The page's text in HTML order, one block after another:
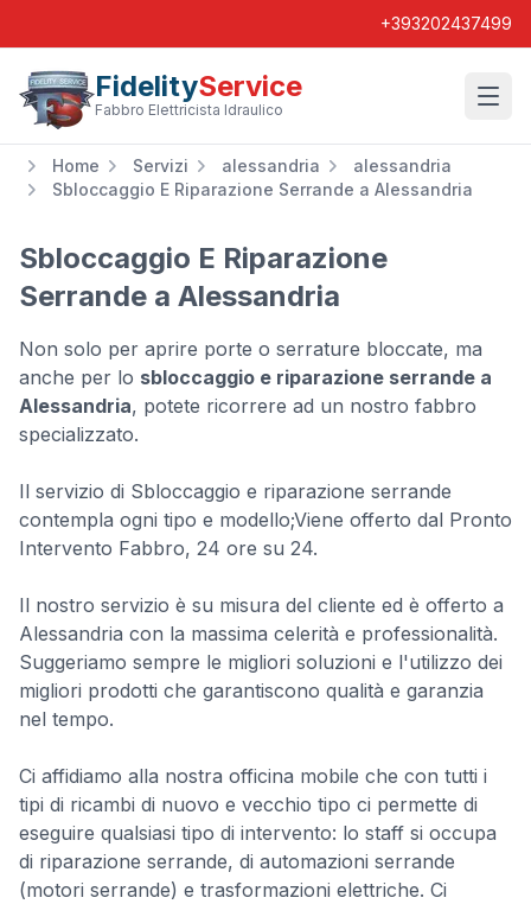
+393202437499
FidelityService
Fabbro Elettricista Idraulico
Home Servizi alessandria
alessandria
Sbloccaggio E Riparazione Serrande a Alessandria
Sbloccaggio E Riparazione
Serrande a Alessandria
Non solo per aprire porte o serrature bloccate, ma
anche per lo sbloccaggio e riparazione serrande a
Alessandria, potete ricorrere ad un nostro fabbro
specializzato.
Il servizio di Sbloccaggio e riparazione serrande
contempla ogni tipo e modello;Viene offerto dal Pronto
Intervento Fabbro, 24 ore su 24.
Il nostro servizio è su misura del cliente ed è offerto a
Alessandria con la massima celerità e professionalità.
Suggeriamo sempre le migliori soluzioni e l'utilizzo dei
migliori prodotti che garantiscono qualità e garanzia
nel tempo.
Ci affidiamo alla nostra officina mobile che con tutti i
tipi di ricambi di nuovo e vecchio tipo ci permette di
eseguire qualsiasi tipo di intervento: lo staff si occupa
di riparazione serrande, di automazioni serrande
(motori serrande) e trasformazioni elettriche. Ci